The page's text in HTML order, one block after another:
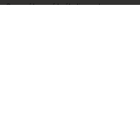
Személyes átvételi pont